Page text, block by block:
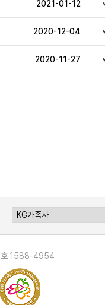
2021-01-12
2020-12-04
2020-11-27
1588-4954